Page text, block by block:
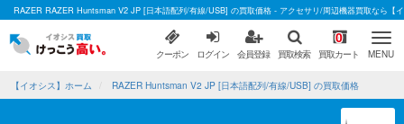
RAZER RAZER Huntsman V2 JP [日本語配列/有線/USB] の買取価格 - アクセサリ/周辺機器買取なら【
クーポン ログイン 会員登録 買取検索
0
買取カート MENU
【イオシス】ホーム RAZER Huntsman V2 JP [日本語配列/有線/USB] の買取価格